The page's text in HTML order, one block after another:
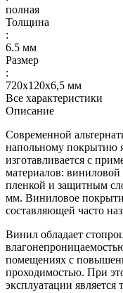
полная
Толщина
:
6.5 мм
Размер
:
720х120х6,5 мм
Все характеристики
Описание
Современной
напольному покрытию
изготавливается с
материалов:
пленкой и защитным
мм. Виниловое
составляющей часто
Винил обладает
помещениях с
проходимостью. При
эксплуатации